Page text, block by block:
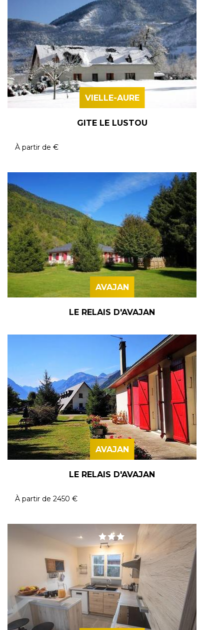
VIELLE-AURE
GITE LE LUSTOU
À partir de €
AVAJAN
LE RELAIS D'AVAJAN
AVAJAN
LE RELAIS D'AVAJAN
À partir de 2450 €